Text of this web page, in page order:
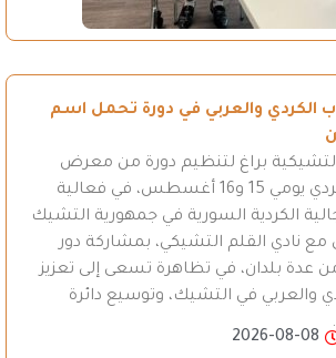
الكردي والعربي في دورة تحمل اسم
براغ لتنظيم دورة من معرض
الكتاب العربي والكردي يومي 15 و16 أغسطس، في فعالية
الكردية السورية في جمهورية التشيك
مع نادي القلم التشيكي، بمشاركة دور
عدة بلدان، في تظاهرة تسعى إلى تعزيز
والعربي في التشيك، وتوسيع دائرة
2026-08-08